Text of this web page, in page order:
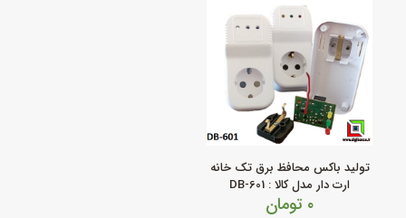
تولید باکس محافظ برق تک خانه
ارت دار مدل کالا : DB-601
۰ تومان